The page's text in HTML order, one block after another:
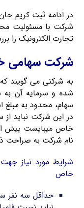
در ادامه ثبت کریم
شرکت با مسئولیت
تجارت الکترونیک را
شرکت
به شرکتی می گویند
شده و سرمایه آن
سهام، محدود به مبلغ
در این شرکت نباید
خاص میبایست پیش از
نام شرکت به صراحت
شرایط مورد نیاز
خاص